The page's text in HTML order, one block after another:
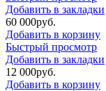
Добавить в закладки
60 000руб.
Добавить в корзину
Быстрый просмотр
Добавить в закладки
12 000руб.
Добавить в корзину